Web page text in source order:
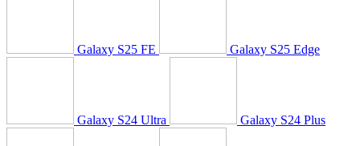
Galaxy S25 FE Galaxy S25 Edge
Galaxy S24 Ultra Galaxy S24 Plus